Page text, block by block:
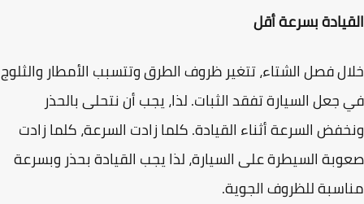
بسرعة أقل
فصل الشتاء، تتغير ظروف الطرق وتتسبب الأمطار والثلوج
السيارة تفقد الثبات. لذا، يجب أن نتحلى بالحذر
السرعة أثناء القيادة. كلما زادت السرعة، كلما زادت
السيطرة على السيارة، لذا يجب القيادة بحذر وبسرعة
للظروف الجوية.